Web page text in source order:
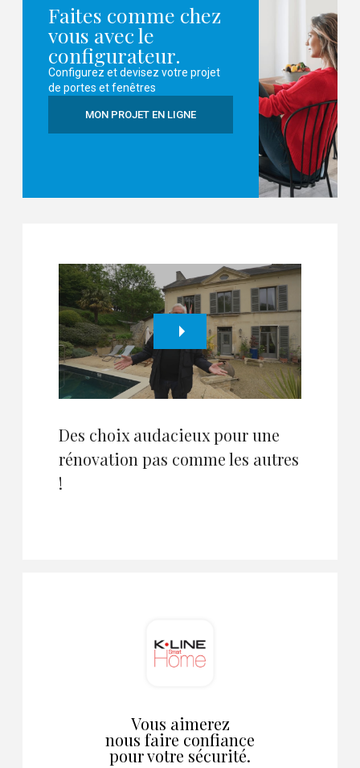
Faites comme chez
vous avec le
configurateur.
Configurez et devisez votre projet
de portes et fenêtres
MON PROJET EN LIGNE
Des choix audacieux pour une
rénovation pas comme les autres
!
Vous aimerez
nous faire confiance
pour votre sécurité.